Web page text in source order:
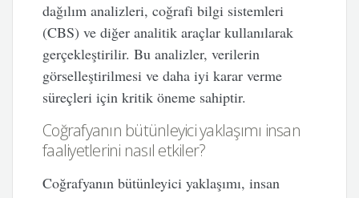
dağılım analizleri, coğrafi bilgi sistemleri
(CBS) ve diğer analitik araçlar kullanılarak
gerçekleştirilir. Bu analizler, verilerin
görselleştirilmesi ve daha iyi karar verme
süreçleri için kritik öneme sahiptir.
Coğrafyanın bütünleyici yaklaşımı insan
faaliyetlerini nasıl etkiler?
Coğrafyanın bütünleyici yaklaşımı, insan